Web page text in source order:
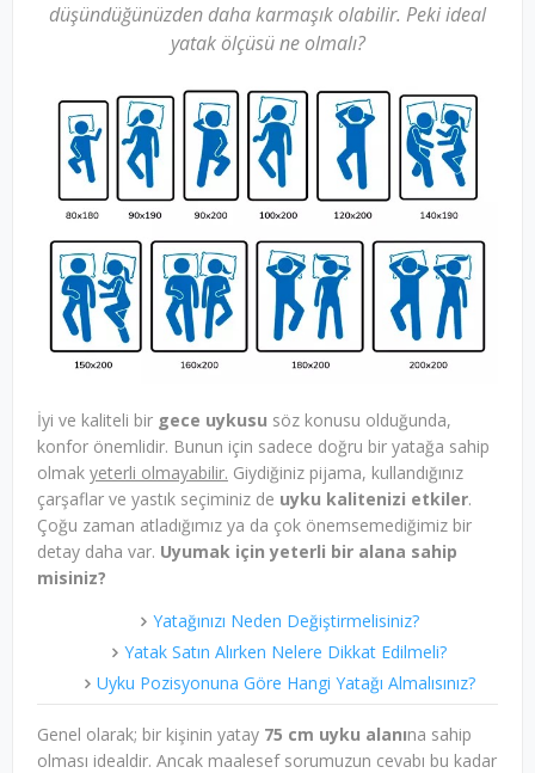
düşündüğünüzden daha karmaşık olabilir. Peki ideal
yatak ölçüsü ne olmalı?
İyi ve kaliteli bir gece uykusu söz konusu olduğunda,
konfor önemlidir. Bunun için sadece doğru bir yatağa sahip
olmak yeterli olmayabilir. Giydiğiniz pijama, kullandığınız
çarşaflar ve yastık seçiminiz de uyku kalitenizi etkiler.
Çoğu zaman atladığımız ya da çok önemsemediğimiz bir
detay daha var. Uyumak için yeterli bir alana sahip
misiniz?
Yatağınızı Neden Değiştirmelisiniz?
Yatak Satın Alırken Nelere Dikkat Edilmeli?
Uyku Pozisyonuna Göre Hangi Yatağı Almalısınız?
Genel olarak; bir kişinin yatay 75 cm uyku alanına sahip
olması idealdir. Ancak maalesef sorumuzun cevabı bu kadar